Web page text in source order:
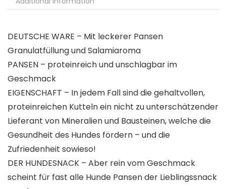
DEUTSCHE WARE – Mit leckerer Pansen
Granulatfüllung und Salamiaroma
PANSEN – proteinreich und unschlagbar im
Geschmack
EIGENSCHAFT – In jedem Fall sind die gehaltvollen,
proteinreichen Kutteln ein nicht zu unterschätzender
Lieferant von Mineralien und Bausteinen, welche die
Gesundheit des Hundes fördern – und die
Zufriedenheit sowieso!
DER HUNDESNACK – Aber rein vom Geschmack
scheint für fast alle Hunde Pansen der Lieblingssnack